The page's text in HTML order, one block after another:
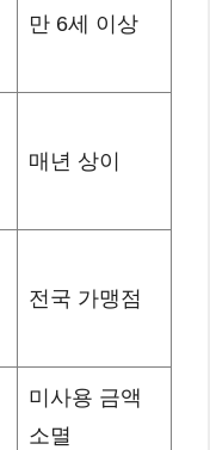
만 6세 이상
매년 상이
전국 가맹점
미사용 금액
소멸